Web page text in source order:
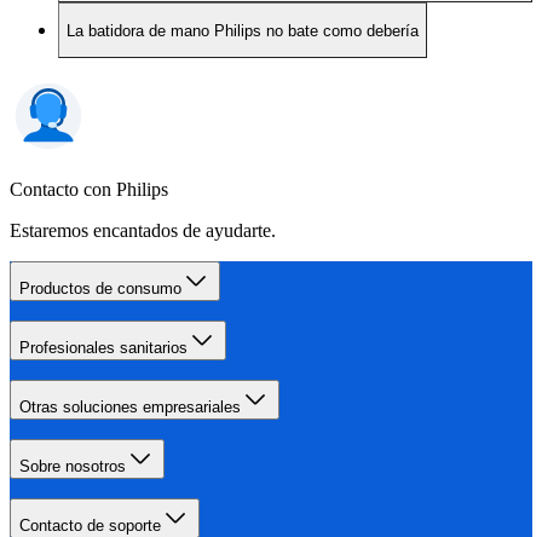
La batidora de mano Philips no bate como debería
Contacto con Philips
Estaremos encantados de ayudarte.
Productos de consumo
Profesionales sanitarios
Otras soluciones empresariales
Sobre nosotros
Contacto de soporte